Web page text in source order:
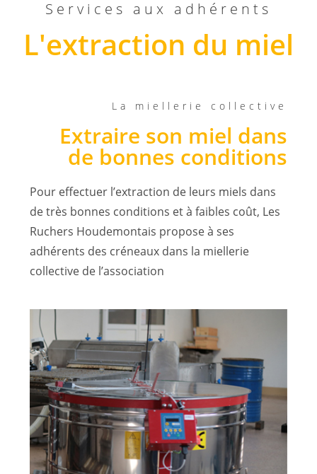
Services aux adhérents
L'extraction du miel
La miellerie collective
Extraire son miel dans
de bonnes conditions
Pour effectuer l’extraction de leurs miels dans
de très bonnes conditions et à faibles coût, Les
Ruchers Houdemontais propose à ses
adhérents des créneaux dans la miellerie
collective de l’association